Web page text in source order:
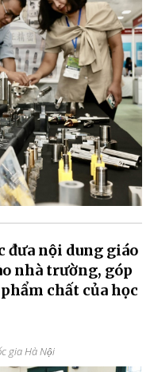
đưa nội dung giáo
của học
gia Hà Nội